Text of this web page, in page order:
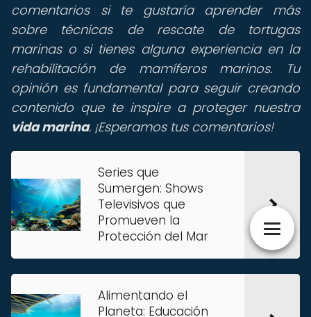
comentarios si te gustaría aprender más
sobre técnicas de rescate de tortugas
marinas o si tienes alguna experiencia en la
rehabilitación de mamíferos marinos. Tu
opinión es fundamental para seguir creando
contenido que te inspire a proteger nuestra
vida marina. ¡Esperamos tus comentarios!
Series que
Sumergen: Shows
Televisivos que
Promueven la
Protección del Mar
Alimentando el
Planeta: Educación